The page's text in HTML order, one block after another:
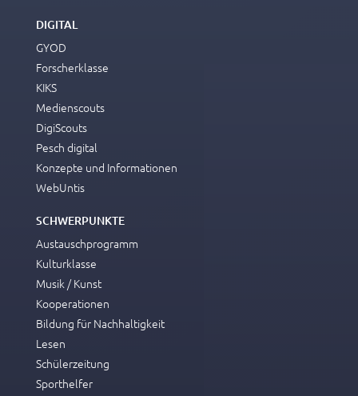
DIGITAL
GYOD
Forscherklasse
KIKS
Medienscouts
DigiScouts
Pesch digital
Konzepte und Informationen
WebUntis
SCHWERPUNKTE
Austauschprogramm
Kulturklasse
Musik / Kunst
Kooperationen
Bildung für Nachhaltigkeit
Lesen
Schülerzeitung
Sporthelfer